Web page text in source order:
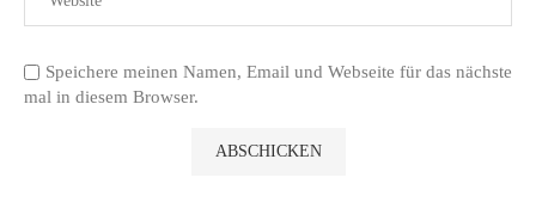
Speichere meinen Namen, Email und Webseite für das nächste
mal in diesem Browser.